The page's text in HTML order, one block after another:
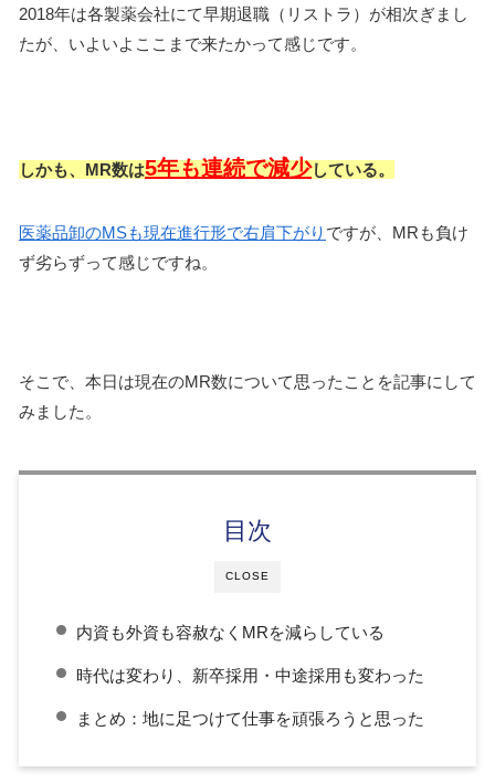
2018年は各製薬会社にて早期退職（リストラ）が相次ぎまし
たが、いよいよここまで来たかって感じです。
しかも、MR数は5年も連続で減少している。
医薬品卸のMSも現在進行形で右肩下がり ですが、MRも負け
ず劣らずって感じですね。
そこで、本日は現在のMR数について思ったことを記事にして
みました。
CLOSE
目次
内資も外資も容赦なくMRを減らしている
時代は変わり、新卒採用・中途採用も変わった
まとめ：地に足つけて仕事を頑張ろうと思った